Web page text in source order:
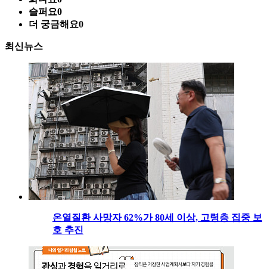
슬퍼요0
더 궁금해요0
최신뉴스
온열질환 사망자 62%가 80세 이상, 고령층 집중 보
호 추진